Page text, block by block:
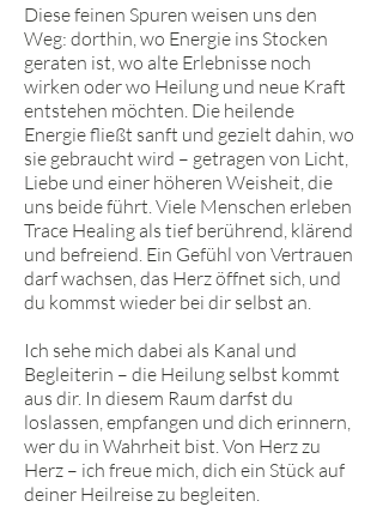
Diese feinen Spuren weisen uns den
Weg: dorthin, wo Energie ins Stocken
geraten ist, wo alte Erlebnisse noch
wirken oder wo Heilung und neue Kraft
entstehen möchten. Die heilende
Energie fließt sanft und gezielt dahin, wo
sie gebraucht wird – getragen von Licht,
Liebe und einer höheren Weisheit, die
uns beide führt. Viele Menschen erleben
Trace Healing als tief berührend, klärend
und befreiend. Ein Gefühl von Vertrauen
darf wachsen, das Herz öffnet sich, und
du kommst wieder bei dir selbst an.
Ich sehe mich dabei als Kanal und
Begleiterin – die Heilung selbst kommt
aus dir. In diesem Raum darfst du
loslassen, empfangen und dich erinnern,
wer du in Wahrheit bist. Von Herz zu
Herz – ich freue mich, dich ein Stück auf
deiner Heilreise zu begleiten.